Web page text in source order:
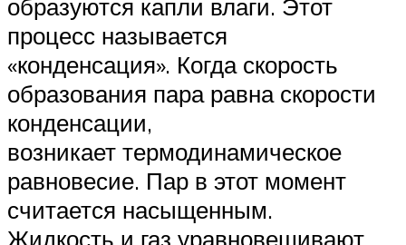
образуются капли влаги. Этот
процесс называется
«конденсация». Когда скорость
образования пара равна скорости
конденсации,
возникает термодинамическое
равновесие. Пар в этот момент
считается насыщенным.
Жидкость и газ уравновешивают